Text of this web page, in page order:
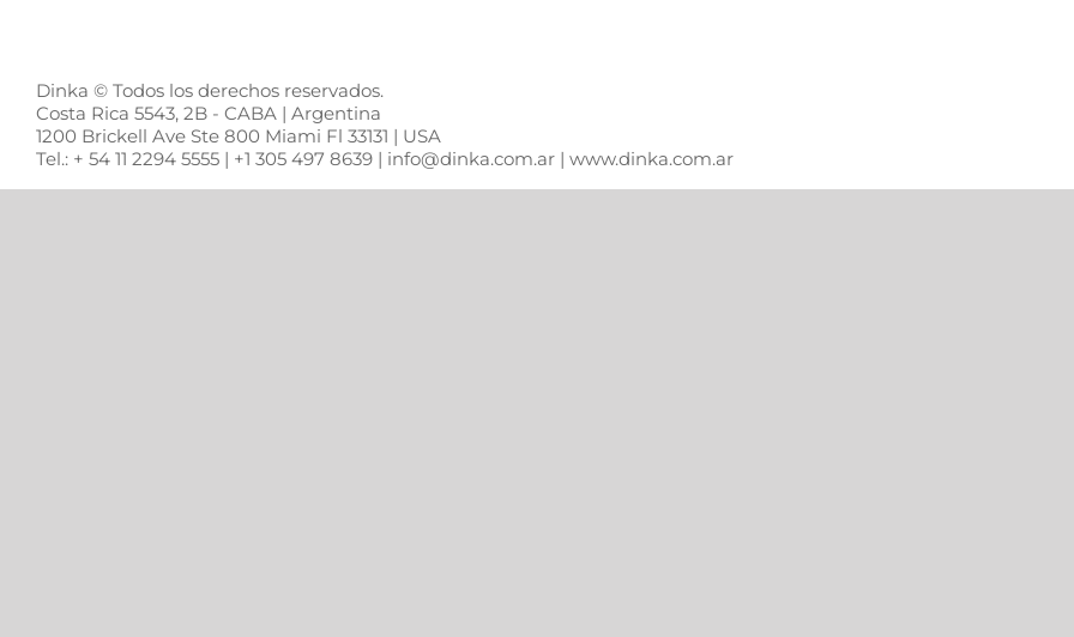
Dinka © Todos los derechos reservados.
Costa Rica 5543, 2B - CABA | Argentina
1200 Brickell Ave Ste 800 Miami Fl 33131 | USA
Tel.: + 54 11 2294 5555 | +1 305 497 8639 | info@dinka.com.ar | www.dinka.com.ar